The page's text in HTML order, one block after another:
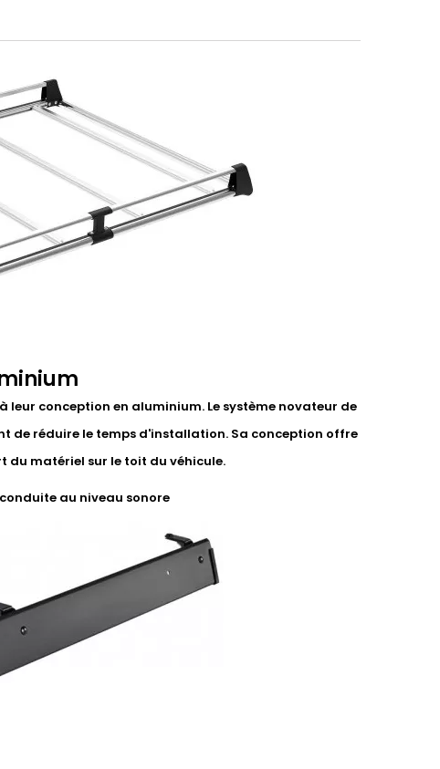
conception en aluminium. Le système novateur de
de réduire le temps d'installation. Sa conception offre
du matériel sur le toit du véhicule.
au niveau sonore